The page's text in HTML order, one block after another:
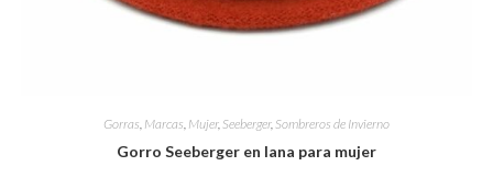
Gorras, Marcas, Mujer, Seeberger, Sombreros de Invierno
Gorro Seeberger en lana para mujer